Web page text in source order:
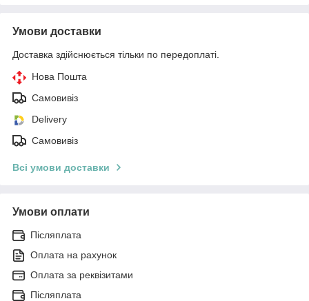
Умови доставки
Доставка здійснюється тільки по передоплаті.
Нова Пошта
Самовивіз
Delivery
Самовивіз
Всі умови доставки
Умови оплати
Післяплата
Оплата на рахунок
Оплата за реквізитами
Післяплата